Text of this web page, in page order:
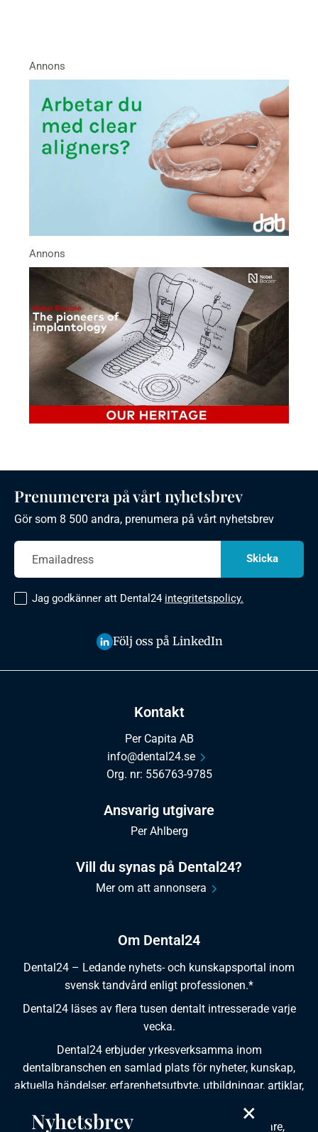
Om Dental24
Dental24 – Ledande nyhets- och kunskapsportal inom
svensk tandvård enligt professionen.*
Dental24 läses av flera tusen dentalt intresserade varje
vecka.
Dental24 erbjuder yrkesverksamma inom
dentalbranschen en samlad plats för nyheter, kunskap,
aktuella händelser, erfarenhetsutbyte, utbildningar, artiklar,
Dental24 produceras i samverkan med tandläkare,
Kontakt
Per Capita AB
info@dental24.se
Org. nr: 556763-9785
Ansvarig utgivare
Per Ahlberg
Vill du synas på Dental24?
Mer om att annonsera
Prenumerera på vårt nyhetsbrev
Gör som 8 500 andra, prenumera på vårt nyhetsbrev
Jag godkänner att Dental24 integritetspolicy.
Följ oss på LinkedIn
×
Nyhetsbrev